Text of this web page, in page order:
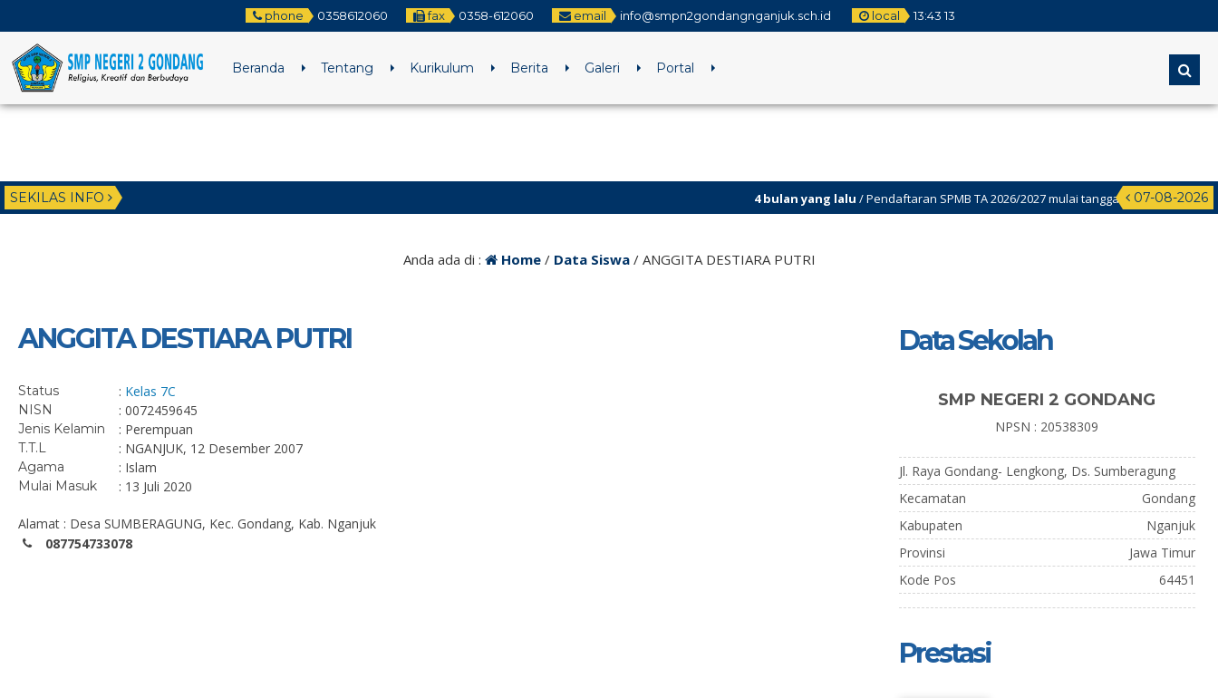
phone 0358612060 fax 0358-612060 email info@smpn2gondangnganjuk.sch.id local 13:43 13
Beranda Tentang Kurikulum Berita Galeri Portal
SEKILAS INFO 07-08-2026
4 bulan yang lalu/ Pendaftaran SPMB TA 2026/2027 mulai tanggal 2 Juni-22juni 2026
Anda ada di : Home/ Data Siswa/ ANGGITA DESTIARA PUTRI
ANGGITA DESTIARA PUTRI
Status : Kelas 7C
NISN : 0072459645
Jenis Kelamin : Perempuan
T.T.L : NGANJUK, 12 Desember 2007
Agama : Islam
Mulai Masuk : 13 Juli 2020
Alamat : Desa SUMBERAGUNG, Kec. Gondang, Kab. Nganjuk
087754733078
Data Sekolah
SMP NEGERI 2 GONDANG
NPSN : 20538309
Jl. Raya Gondang- Lengkong, Ds. Sumberagung
Kecamatan
Gondang
Kabupaten
Nganjuk
Provinsi
Jawa Timur
Kode Pos
64451
Prestasi